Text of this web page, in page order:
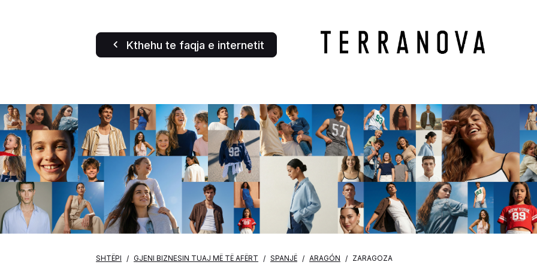
Kthehu te faqja e internetit
SHTËPI GJENI BIZNESIN TUAJ MË TË AFËRT SPANJË ARAGÓN ZARAGOZA